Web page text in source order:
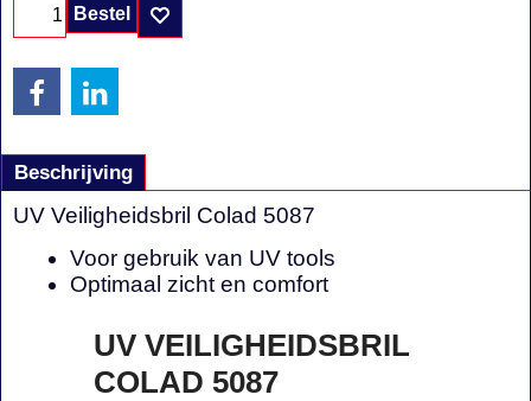
Bestel
Beschrijving
UV Veiligheidsbril Colad 5087
Voor gebruik van UV tools
Optimaal zicht en comfort
UV VEILIGHEIDSBRIL
COLAD 5087